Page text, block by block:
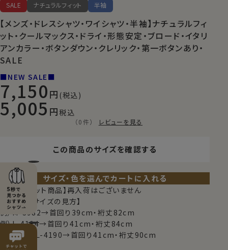
SALE ナチュラルフィット 半袖
【メンズ・ドレスシャツ・ワイシャツ・半袖】ナチュラルフィ
ット・クールマックス・ドライ・形態安定・ブロード・イタリ
アンカラー・ボタンダウン・クレリック・第一ボタンあり・
SALE
■NEW SALE■
7,150 (税込)
5,005 税込
（0件） レビューを見る
この商品のサイズを確認する
サイズ・色を選んでカートに入れる
【限定スポット商品】再入荷はございません
【シャツのサイズの見方】
例）M-3982→首回り39cm・裄丈82cm
例）L-4184→首回り41cm・裄丈84cm
例）TALL-L-4190→首回り41cm・裄丈90cm